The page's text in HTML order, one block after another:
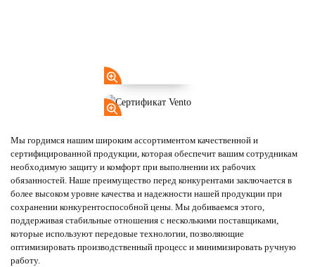
Мы гордимся нашим широким ассортиментом качественной и
сертифицированной продукции, которая обеспечит вашим сотрудникам
необходимую защиту и комфорт при выполнении их рабочих
обязанностей. Наше преимущество перед конкурентами заключается в
более высоком уровне качества и надежности нашей продукции при
сохранении конкурентоспособной цены. Мы добиваемся этого,
поддерживая стабильные отношения с несколькими поставщиками,
которые используют передовые технологии, позволяющие
оптимизировать производственный процесс и минимизировать ручную
работу.